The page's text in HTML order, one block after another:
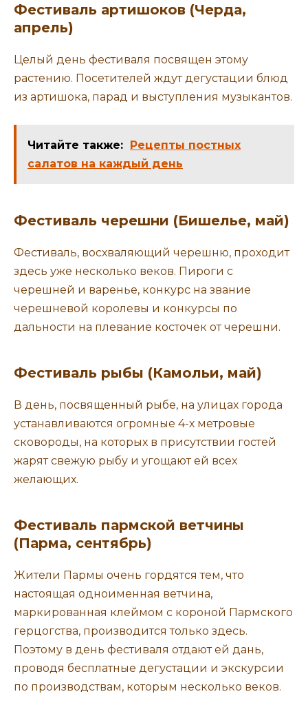
Фестиваль артишоков (Черда,
апрель)
Целый день фестиваля посвящен этому
растению. Посетителей ждут дегустации блюд
из артишока, парад и выступления музыкантов.
Читайте также: Рецепты постных
салатов на каждый день
Фестиваль черешни (Бишелье, май)
Фестиваль, восхваляющий черешню, проходит
здесь уже несколько веков. Пироги с
черешней и варенье, конкурс на звание
черешневой королевы и конкурсы по
дальности на плевание косточек от черешни.
Фестиваль рыбы (Камольи, май)
В день, посвященный рыбе, на улицах города
устанавливаются огромные 4-х метровые
сковороды, на которых в присутствии гостей
жарят свежую рыбу и угощают ей всех
желающих.
Фестиваль пармской ветчины
(Парма, сентябрь)
Жители Пармы очень гордятся тем, что
настоящая одноименная ветчина,
маркированная клеймом с короной Пармского
герцогства, производится только здесь.
Поэтому в день фестиваля отдают ей дань,
проводя бесплатные дегустации и экскурсии
по производствам, которым несколько веков.